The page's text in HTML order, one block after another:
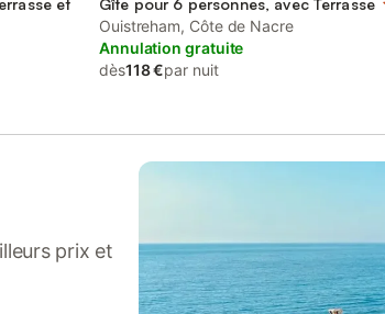
et
Gîte pour 6 personnes, avec Terrasse
Ouistreham, Côte de Nacre
Annulation gratuite
dès118 €par nuit
prix et